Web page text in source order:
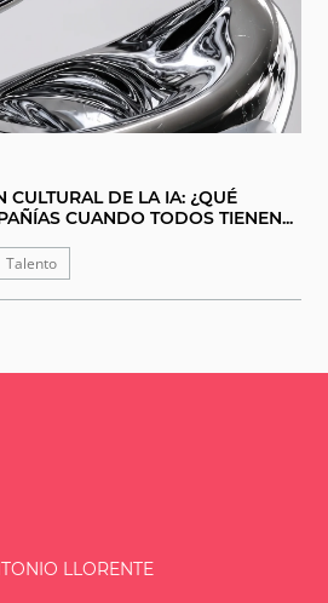
CULTURAL DE LA IA: ¿QUÉ
CUANDO TODOS TIENEN...
Talento
LLORENTE